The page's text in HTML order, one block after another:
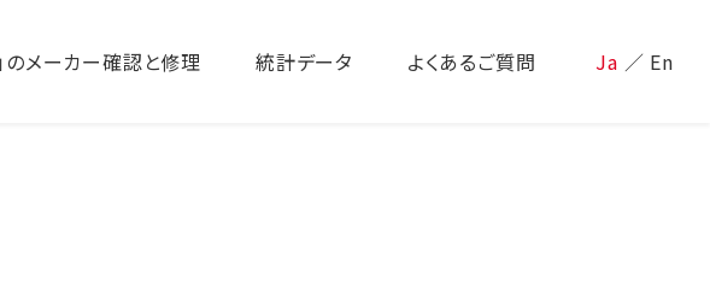
のメーカー確認と修理 統計データ よくあるご質問 Ja ／ En